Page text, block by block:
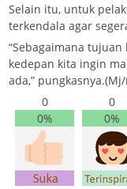
Selain itu, untuk
terkendala agar
“Sebagaimana
kedepan kita ingin
ada,”
0
0%
0
0%